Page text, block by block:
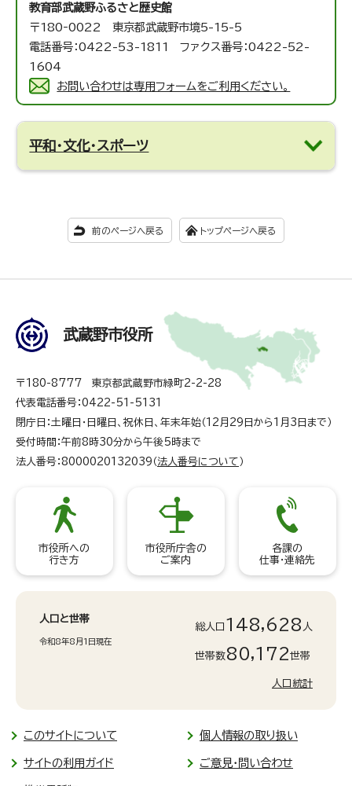
教育部武蔵野ふるさと歴史館
〒180‐0022 東京都武蔵野市境5-15-5
電話番号：0422-53-1811 ファクス番号：0422-52-
1604
お問い合わせは専用フォームをご利用ください。
平和・文化・スポーツ
前のページへ戻る トップページへ戻る
武蔵野市役所
〒180-8777 東京都武蔵野市緑町2-2-28
代表電話番号：0422-51-5131
閉庁日：土曜日・日曜日、祝休日、年末年始（12月29日から1月3日まで）
受付時間：午前8時30分から午後5時まで
法人番号：8000020132039（法人番号について ）
市役所への
行き方
市役所庁舎の
ご案内
各課の
仕事・連絡先
人口と世帯
令和8年8月1日現在
総人口 148,628 人
世帯数80,172世帯
人口統計
このサイトについて 個人情報の取り扱い
サイトの利用ガイド ご意見・問い合わせ